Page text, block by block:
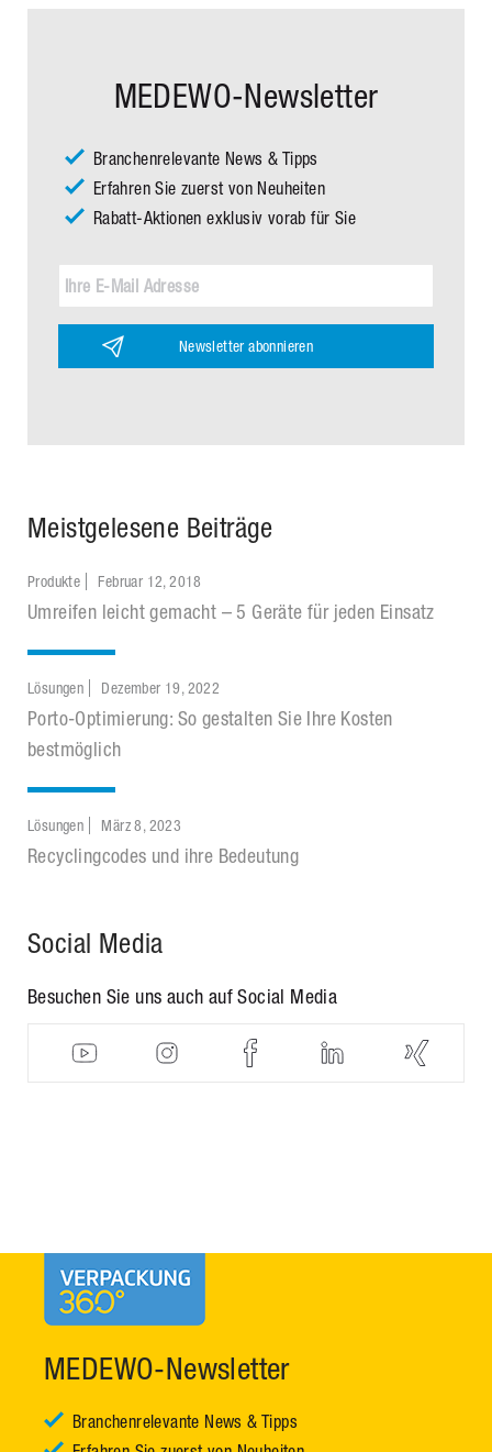
MEDEWO-Newsletter
Branchenrelevante News & Tipps
Erfahren Sie zuerst von Neuheiten
Rabatt-Aktionen exklusiv vorab für Sie
Newsletter abonnieren
Meistgelesene Beiträge
Produkte Februar 12, 2018
Umreifen leicht gemacht – 5 Geräte für jeden Einsatz
Lösungen Dezember 19, 2022
Porto-Optimierung: So gestalten Sie Ihre Kosten
bestmöglich
Lösungen März 8, 2023
Recyclingcodes und ihre Bedeutung
Social Media
Besuchen Sie uns auch auf Social Media
MEDEWO-Newsletter
Branchenrelevante News & Tipps